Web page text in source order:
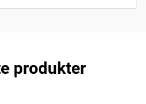
produkter